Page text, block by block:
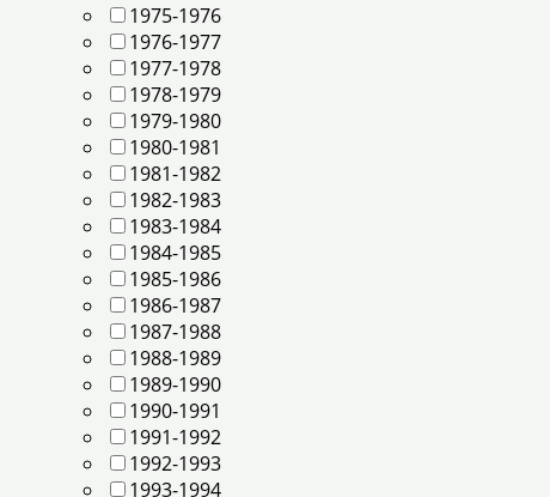
1975-1976
1976-1977
1977-1978
1978-1979
1979-1980
1980-1981
1981-1982
1982-1983
1983-1984
1984-1985
1985-1986
1986-1987
1987-1988
1988-1989
1989-1990
1990-1991
1991-1992
1992-1993
1993-1994